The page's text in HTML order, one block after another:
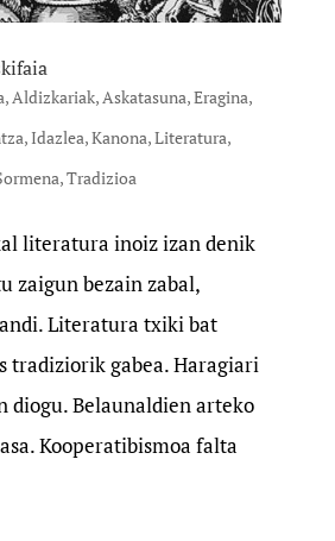
,Aldizkariak,Askatasuna,Eragina,
,Idazlea,Kanona,Literatura,
,Tradizioa
literatura inoiz izan denik
zaigun bezain zabal,
Literatura txiki bat
tradiziorik gabea. Haragiari
diogu. Belaunaldien arteko
Kooperatibismoa falta